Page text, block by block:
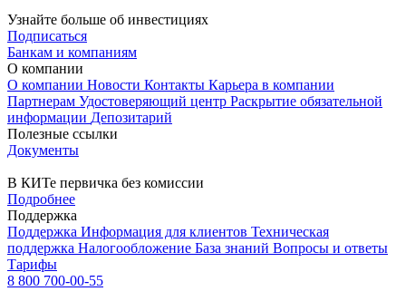
Узнайте больше об инвестициях
Подписаться
Банкам и компаниям
О компании
О компании Новости Контакты Карьера в компании
Партнерам Удостоверяющий центр Раскрытие обязательной
информации Депозитарий
Полезные ссылки
Документы
В КИТе первичка без комиссии
Подробнее
Поддержка
Поддержка Информация для клиентов Техническая
поддержка Налогообложение База знаний Вопросы и ответы
Тарифы
8 800 700-00-55